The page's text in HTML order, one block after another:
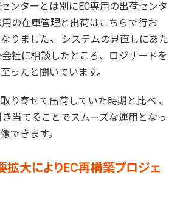
ンターとは別にEC専用の出荷センタ
の在庫管理と出荷はこちらで行お
りました。 システムの見直しにあた
会社に相談したところ、ロジザードを
ったと聞いています。
り寄せて出荷していた時期と比べ 、
き当てることでスムーズな運用となっ
できます。
拡大によりEC再構築プロジェ